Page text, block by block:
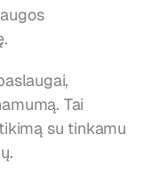
Tai
su tinkamu